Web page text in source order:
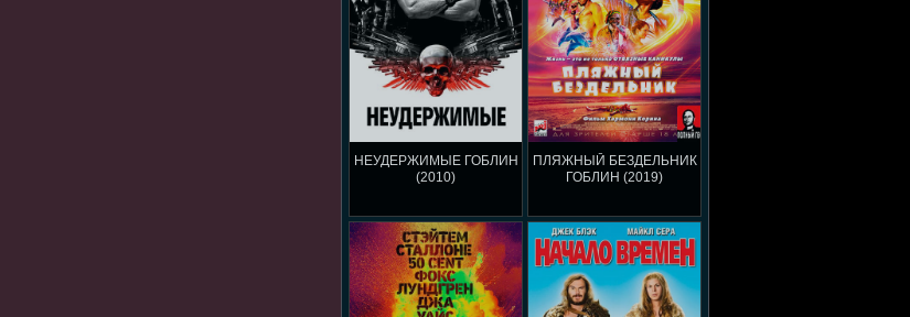
НЕУДЕРЖИМЫЕ ГОБЛИН
(2010)
ПЛЯЖНЫЙ БЕЗДЕЛЬНИК
ГОБЛИН (2019)